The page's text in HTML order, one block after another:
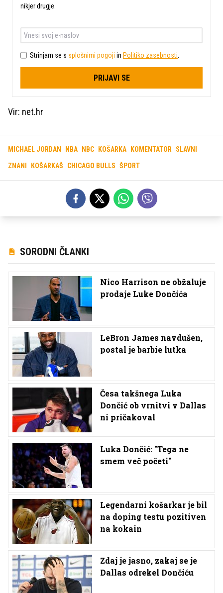
nikjer drugje.
Strinjam se s splošnimi pogoji in Politiko zasebnosti
PRIJAVI SE
Vir: net.hr
MICHAEL JORDAN NBA NBC KOŠARKA KOMENTATOR SLAVNI
ZNANI KOŠARKAŠ CHICAGO BULLS ŠPORT
SORODNI ČLANKI
Nico Harrison ne obžaluje
prodaje Luke Dončića
LeBron James navdušen,
postal je barbie lutka
Česa takšnega Luka
Dončić ob vrnitvi v Dallas
ni pričakoval
Luka Dončić: "Tega ne
smem več početi"
Legendarni košarkar je bil
na doping testu pozitiven
na kokain
Zdaj je jasno, zakaj se je
Dallas odrekel Dončiću